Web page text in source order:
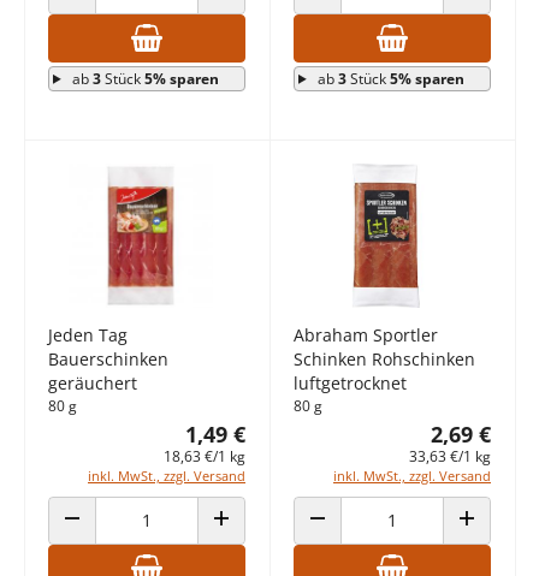
ANZAHL VERRINGERN ANZAHL ERHÖHEN
ab3Stück5% sparen
ANZAHL VERRINGERN ANZAHL
ab3Stück5% sparen
Jeden Tag
Bauerschinken
geräuchert
80 g
1,49 €
18,63 €/1 kg
inkl. MwSt., zzgl. Versand
ANZAHL VERRINGERN ANZAHL ERHÖHEN
Abraham Sportler
Schinken Rohschinken
luftgetrocknet
80 g
2,69 €
33,63 €/1 kg
inkl. MwSt., zzgl. Versand
ANZAHL VERRINGERN ANZAHL